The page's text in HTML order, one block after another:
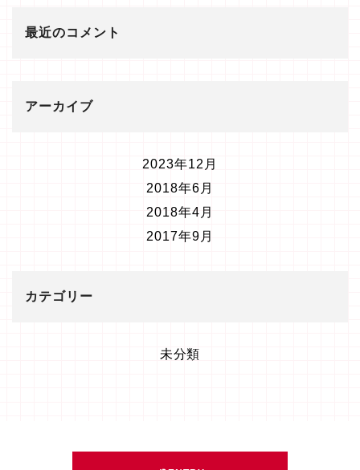
最近のコメント
アーカイブ
2023年12月
2018年6月
2018年4月
2017年9月
カテゴリー
未分類